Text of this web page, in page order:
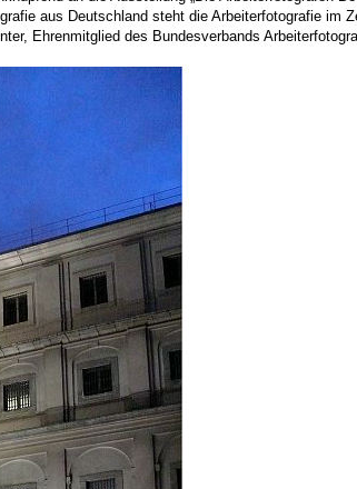
aus Deutschland steht die Arbeiterfotografie
Ehrenmitglied des Bundesverbands